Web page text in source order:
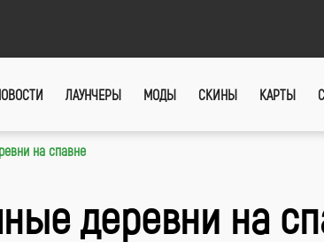
ЛАУНЧЕРЫ МОДЫ СКИНЫ КАРТЫ
на спавне
деревни на